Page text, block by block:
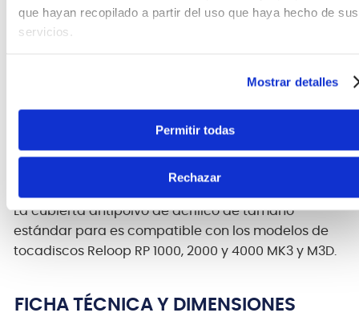
que hayan recopilado a partir del uso que haya hecho de sus
servicios.
Mostrar detalles
Permitir todas
Rechazar
CARACTERÍSTICAS DEL PRODUCTO
Covertor acrílico para tornamesa Reloop
La cubierta antipolvo de acrílico de tamaño
estándar para es compatible con los modelos de
tocadiscos Reloop RP 1000, 2000 y 4000 MK3 y M3D.
FICHA TÉCNICA Y DIMENSIONES